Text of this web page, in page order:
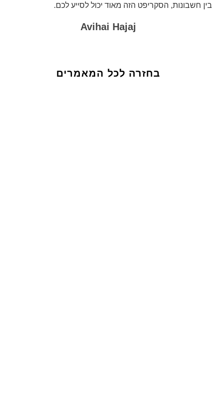
בין חשבונות, הסקריפט הזה מאוד יכול לסייע לכם.
Avihai Hajaj
בחזרה לכל המאמרים